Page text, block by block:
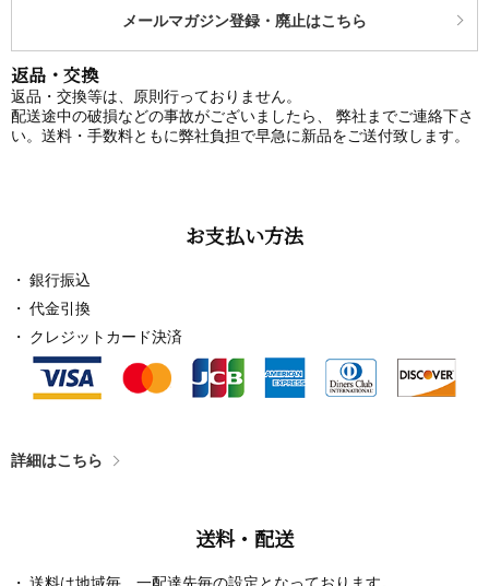
メールマガジン登録・廃止はこちら
返品・交換
返品・交換等は、原則行っておりません。
配送途中の破損などの事故がございましたら、 弊社までご連絡下さ
い。送料・手数料ともに弊社負担で早急に新品をご送付致します。
お支払い方法
銀行振込
代金引換
クレジットカード決済
詳細はこちら
送料・配送
送料は地域毎、一配達先毎の設定となっております。